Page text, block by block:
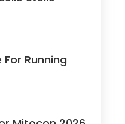
For Running